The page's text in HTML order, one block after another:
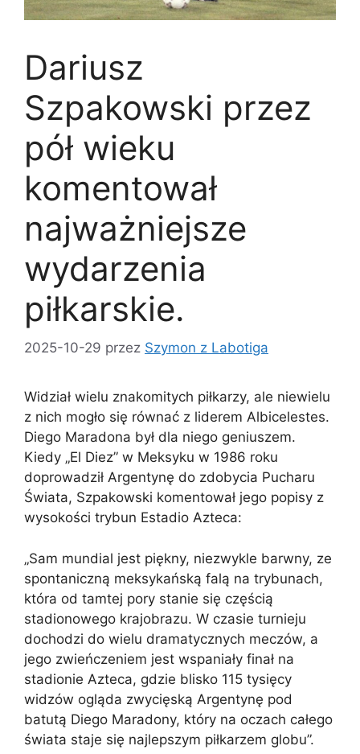
Dariusz
Szpakowski przez
pół wieku
komentował
najważniejsze
wydarzenia
piłkarskie.
2025-10-29 przez Szymon z Labotiga
Widział wielu znakomitych piłkarzy, ale niewielu
z nich mogło się równać z liderem Albicelestes.
Diego Maradona był dla niego geniuszem.
Kiedy „El Diez” w Meksyku w 1986 roku
doprowadził Argentynę do zdobycia Pucharu
Świata, Szpakowski komentował jego popisy z
wysokości trybun Estadio Azteca:
„Sam mundial jest piękny, niezwykle barwny, ze
spontaniczną meksykańską falą na trybunach,
która od tamtej pory stanie się częścią
stadionowego krajobrazu. W czasie turnieju
dochodzi do wielu dramatycznych meczów, a
jego zwieńczeniem jest wspaniały finał na
stadionie Azteca, gdzie blisko 115 tysięcy
widzów ogląda zwycięską Argentynę pod
batutą Diego Maradony, który na oczach całego
świata staje się najlepszym piłkarzem globu”.